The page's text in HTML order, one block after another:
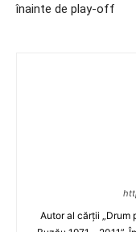
înainte de play-off
Autor al cărţii „Drum